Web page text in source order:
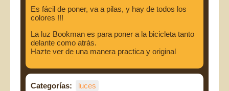
Es fácil de poner, va a pilas, y hay de todos los
colores !!!
La luz Bookman es para poner a la bicicleta tanto
delante como atrás.
Hazte ver de una manera practica y original
Categorías:
luces